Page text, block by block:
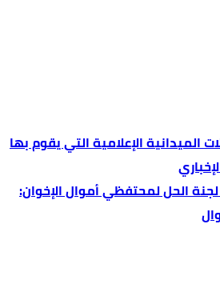
الميدانية الإعلامية التي يقوم بها
الحل لمحتفظي أموال الإخوان: